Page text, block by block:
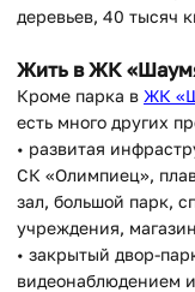
деревьев, 40 тысяч
Жить в ЖК
Кроме парка в ЖК
есть много других
• развитая
СК «Олимпиец»,
зал, большой парк,
учреждения,
• закрытый двор-
видеонаблюдением